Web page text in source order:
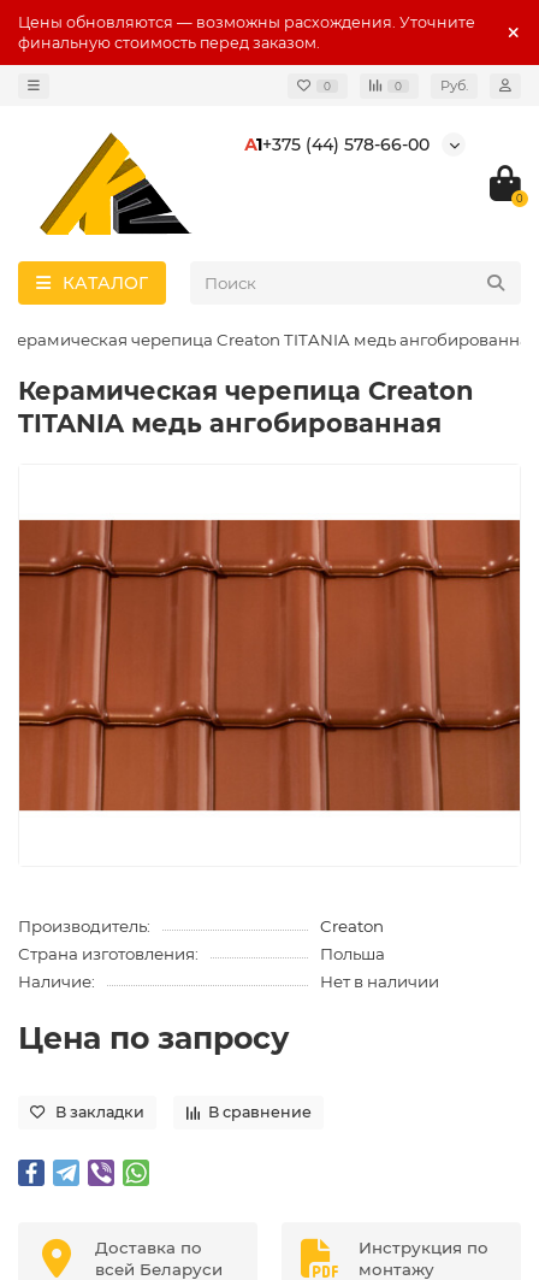
Цены обновляются — возможны расхождения. Уточните
финальную стоимость перед заказом.
0 0 Руб.
А1+375 (44) 578-66-00
0
КАТАЛОГ
Керамическая черепица Creaton TITANIA медь ангобированная
Керамическая черепица Creaton
TITANIA медь ангобированная
Производитель:
Creaton
Страна изготовления:
Польша
Наличие:
Нет в наличии
Цена по запросу
В закладки В сравнение
Доставка по
всей Беларуси
Инструкция по
монтажу